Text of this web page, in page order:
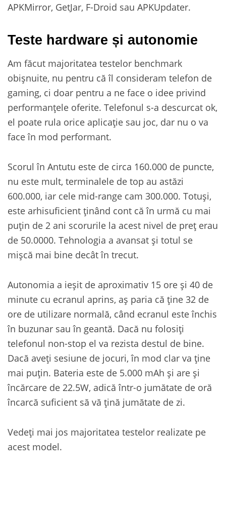
APKMirror, GetJar, F-Droid sau APKUpdater.
Teste hardware și autonomie
Am făcut majoritatea testelor benchmark
obișnuite, nu pentru că îl consideram telefon de
gaming, ci doar pentru a ne face o idee privind
performanțele oferite. Telefonul s-a descurcat ok,
el poate rula orice aplicație sau joc, dar nu o va
face în mod performant.
Scorul în Antutu este de circa 160.000 de puncte,
nu este mult, terminalele de top au astăzi
600.000, iar cele mid-range cam 300.000. Totuși,
este arhisuficient ținând cont că în urmă cu mai
puțin de 2 ani scorurile la acest nivel de preț erau
de 50.0000. Tehnologia a avansat și totul se
mișcă mai bine decât în trecut.
Autonomia a ieșit de aproximativ 15 ore și 40 de
minute cu ecranul aprins, aș paria că ține 32 de
ore de utilizare normală, când ecranul este închis
în buzunar sau în geantă. Dacă nu folosiți
telefonul non-stop el va rezista destul de bine.
Dacă aveți sesiune de jocuri, în mod clar va ține
mai puțin. Bateria este de 5.000 mAh și are și
încărcare de 22.5W, adică într-o jumătate de oră
încarcă suficient să vă țină jumătate de zi.
Vedeți mai jos majoritatea testelor realizate pe
acest model.